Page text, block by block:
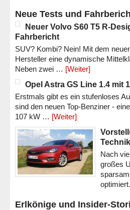
Neue Tests und
Neuer Volvo S60 T5 R-
Fahrbericht
SUV? Kombi? Nein! Mit dem
Hersteller eine dynamische
Neben zwei … [Weiter]
Opel Astra GS Line 1.4 mit
Erstmals gibt es ein stufenloses
sind den neuen Top-Benziner -
107 kW … [Weiter]
Nach
großes
Erlkönige und Insider-